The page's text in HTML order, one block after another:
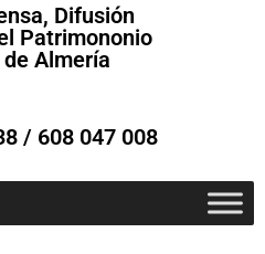
Difusión
Patrimononio
Almería
/ 608 047 008